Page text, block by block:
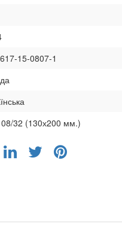
15-0807-1
32 (130х200 мм.)